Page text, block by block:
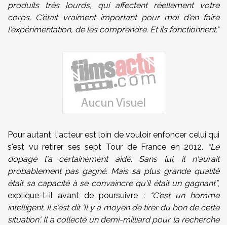
produits très lourds, qui affectent réellement votre
corps. C'était vraiment important pour moi d'en faire
l'expérimentation, de les comprendre. Et ils fonctionnent."
Pour autant, l'acteur est loin de vouloir enfoncer celui qui
s'est vu retirer ses sept Tour de France en 2012.
“Le
dopage l'a certainement aidé. Sans lui, il n'aurait
probablement pas gagné. Mais sa plus grande qualité
était sa capacité à se convaincre qu'il était un gagnant”,
explique-t-il avant de poursuivre :
“C'est un homme
intelligent. Il s'est dit 'Il y a moyen de tirer du bon de cette
situation'. Il a collecté un demi-milliard pour la recherche